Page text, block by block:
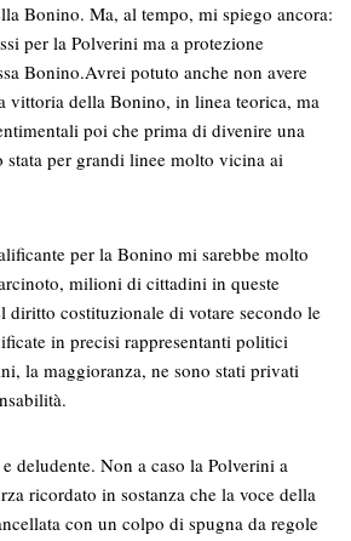
Bonino. Ma, al tempo, mi spiego ancora:
per la Polverini ma a protezione
Bonino.Avrei potuto anche non avere
vittoria della Bonino, in linea teorica, ma
poi che prima di divenire una
stata per grandi linee molto vicina ai
per la Bonino mi sarebbe molto
milioni di cittadini in queste
diritto costituzionale di votare secondo le
in precisi rappresentanti politici
la maggioranza, ne sono stati privati
deludente. Non a caso la Polverini a
ricordato in sostanza che la voce della
con un colpo di spugna da regole